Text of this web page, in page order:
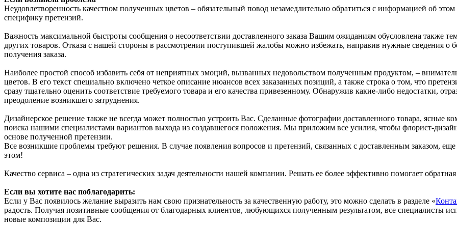
Неудовлетворенность качеством полученных цветов – обязательный повод незамедлительно обратиться с информацией об
специфику претензий.
Важность максимальной быстроты сообщения о несоответствии доставленного заказа Вашим ожиданиям обусловлена также
других товаров. Отказа с нашей стороны в рассмотрении поступившей жалобы можно избежать, направив нужные сведения о
получения заказа.
Наиболее простой способ избавить себя от неприятных эмоций, вызванных недовольством полученным продуктом, –
цветов. В его текст специально включено четкое описание нюансов всех заказанных позиций, а также строка о том, что
сразу тщательно оценить соответствие требуемого товара и его качества привезенному. Обнаружив какие-либо недостатки,
преодоление возникшего затруднения.
Дизайнерское решение также не всегда может полностью устроить Вас. Сделанные фотографии доставленного товара, ясные
поиска нашими специалистами вариантов выхода из создавшегося положения. Мы приложим все усилия, чтобы флорист-
основе полученной претензии.
Все возникшие проблемы требуют решения. В случае появления вопросов и претензий, связанных с доставленным заказом,
этом!
Качество сервиса – одна из стратегических задач деятельности нашей компании. Решать ее более эффективно помогает
Если вы хотите нас поблагодарить:
Если у Вас появилось желание выразить нам свою признательность за качественную работу, это можно сделать в разделе «
радость. Получая позитивные сообщения от благодарных клиентов, любующихся полученным результатом, все специалисты
новые композиции для Вас.